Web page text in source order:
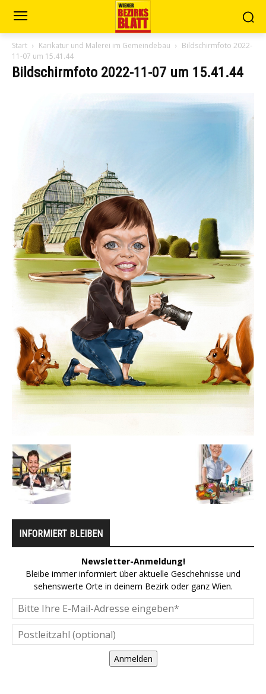
Start Karikatur und Malerei im Gemeindebau
Bildschirmfoto 2022-
11-07 um 15.41.44
Bildschirmfoto 2022-11-07 um 15.41.44
INFORMIERT BLEIBEN
Newsletter-Anmeldung!
Bleibe immer informiert über aktuelle Geschehnisse und
sehenswerte Orte in deinem Bezirk oder ganz Wien.
Anmelden